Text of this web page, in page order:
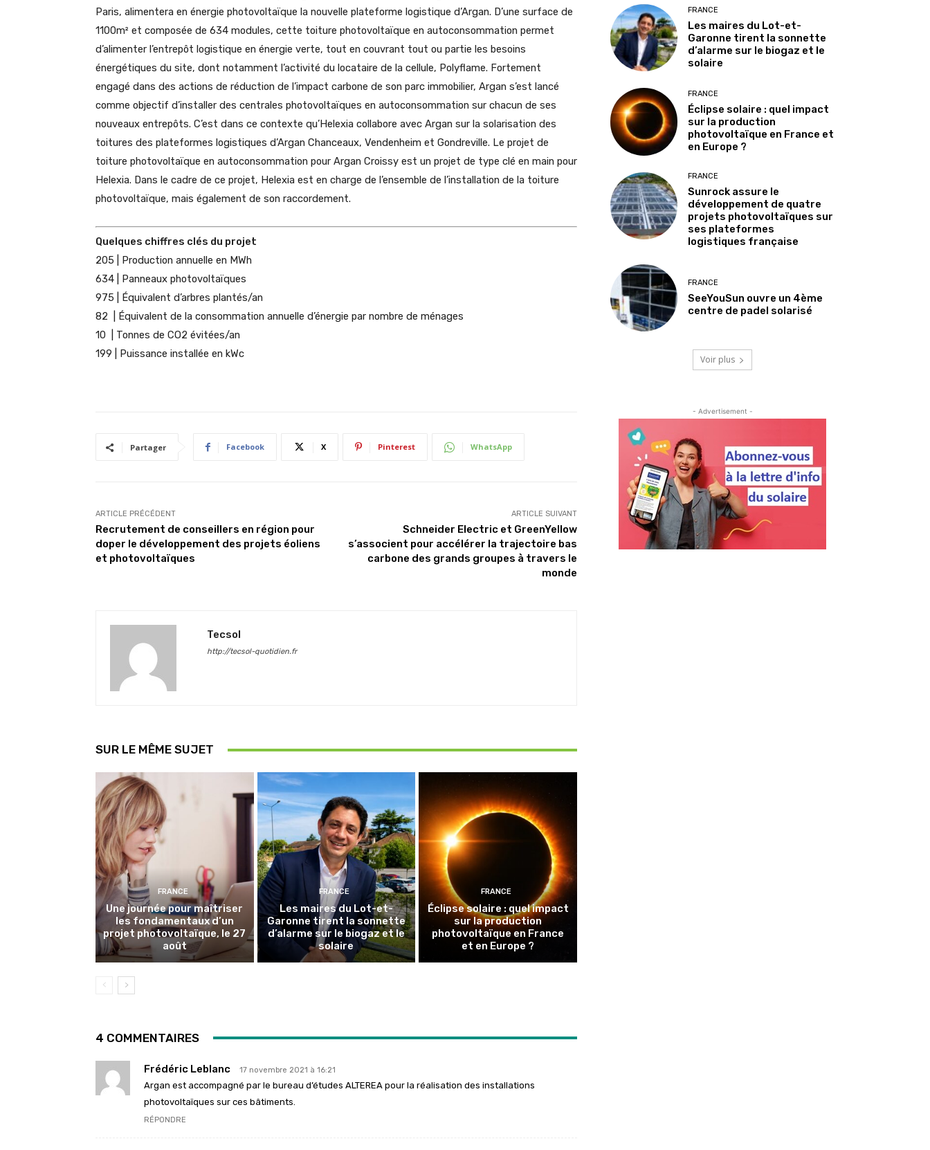
Paris, alimentera en énergie photovoltaïque la nouvelle plateforme logistique d’Argan. D’une surface de
1100m² et composée de 634 modules, cette toiture photovoltaïque en autoconsommation permet
d’alimenter l’entrepôt logistique en énergie verte, tout en couvrant tout ou partie les besoins
énergétiques du site, dont notamment l’activité du locataire de la cellule, Polyflame. Fortement
engagé dans des actions de réduction de l’impact carbone de son parc immobilier, Argan s’est lancé
comme objectif d’installer des centrales photovoltaïques en autoconsommation sur chacun de ses
nouveaux entrepôts. C’est dans ce contexte qu’Helexia collabore avec Argan sur la solarisation des
toitures des plateformes logistiques d’Argan Chanceaux, Vendenheim et Gondreville. Le projet de
toiture photovoltaïque en autoconsommation pour Argan Croissy est un projet de type clé en main pour
Helexia. Dans le cadre de ce projet, Helexia est en charge de l’ensemble de l’installation de la toiture
photovoltaïque, mais également de son raccordement.
Quelques chiffres clés du projet
205 | Production annuelle en MWh
634 | Panneaux photovoltaïques
975 | Équivalent d’arbres plantés/an
82 | Équivalent de la consommation annuelle d’énergie par nombre de ménages
10 | Tonnes de CO2 évitées/an
199 | Puissance installée en kWc
Partager Facebook X Pinterest WhatsApp
ARTICLE PRÉCÉDENT
Recrutement de conseillers en région pour
doper le développement des projets éoliens
et photovoltaïques
ARTICLE SUIVANT
Schneider Electric et GreenYellow
s’associent pour accélérer la trajectoire bas
carbone des grands groupes à travers le
monde
Tecsol
http://tecsol-quotidien.fr
SUR LE MÊME SUJET
FRANCE
Une journée pour maîtriser
les fondamentaux d’un
projet photovoltaïque, le 27
août
FRANCE
Les maires du Lot-et-
Garonne tirent la sonnette
d’alarme sur le biogaz et le
solaire
FRANCE
Éclipse solaire : quel impact
sur la production
photovoltaïque en France
et en Europe ?
4 COMMENTAIRES
Frédéric Leblanc 17 novembre 2021 à 16:21
Argan est accompagné par le bureau d’études ALTEREA pour la réalisation des installations
photovoltaïques sur ces bâtiments.
RÉPONDRE
FRANCE
Les maires du Lot-et-
Garonne tirent la sonnette
d’alarme sur le biogaz et le
solaire
FRANCE
Éclipse solaire : quel impact
sur la production
photovoltaïque en France et
en Europe ?
FRANCE
Sunrock assure le
développement de quatre
projets photovoltaïques sur
ses plateformes
logistiques française
FRANCE
SeeYouSun ouvre un 4ème
centre de padel solarisé
Voir plus
- Advertisement -